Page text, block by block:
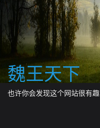
content
魏王天下
也许你会发现这个网站很有趣